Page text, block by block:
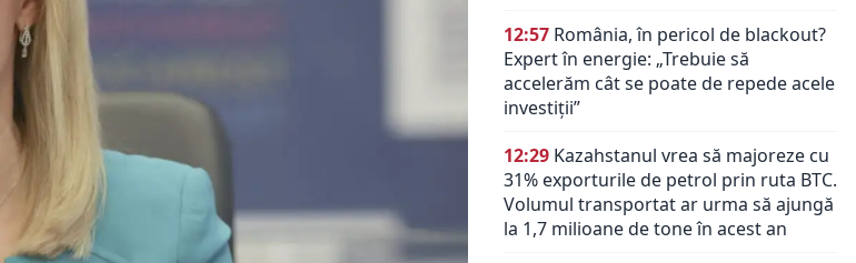
12:57 România, în pericol de blackout?
Expert în energie: „Trebuie să
accelerăm cât se poate de repede acele
investiții”
12:29 Kazahstanul vrea să majoreze cu
31% exporturile de petrol prin ruta BTC.
Volumul transportat ar urma să ajungă
la 1,7 milioane de tone în acest an